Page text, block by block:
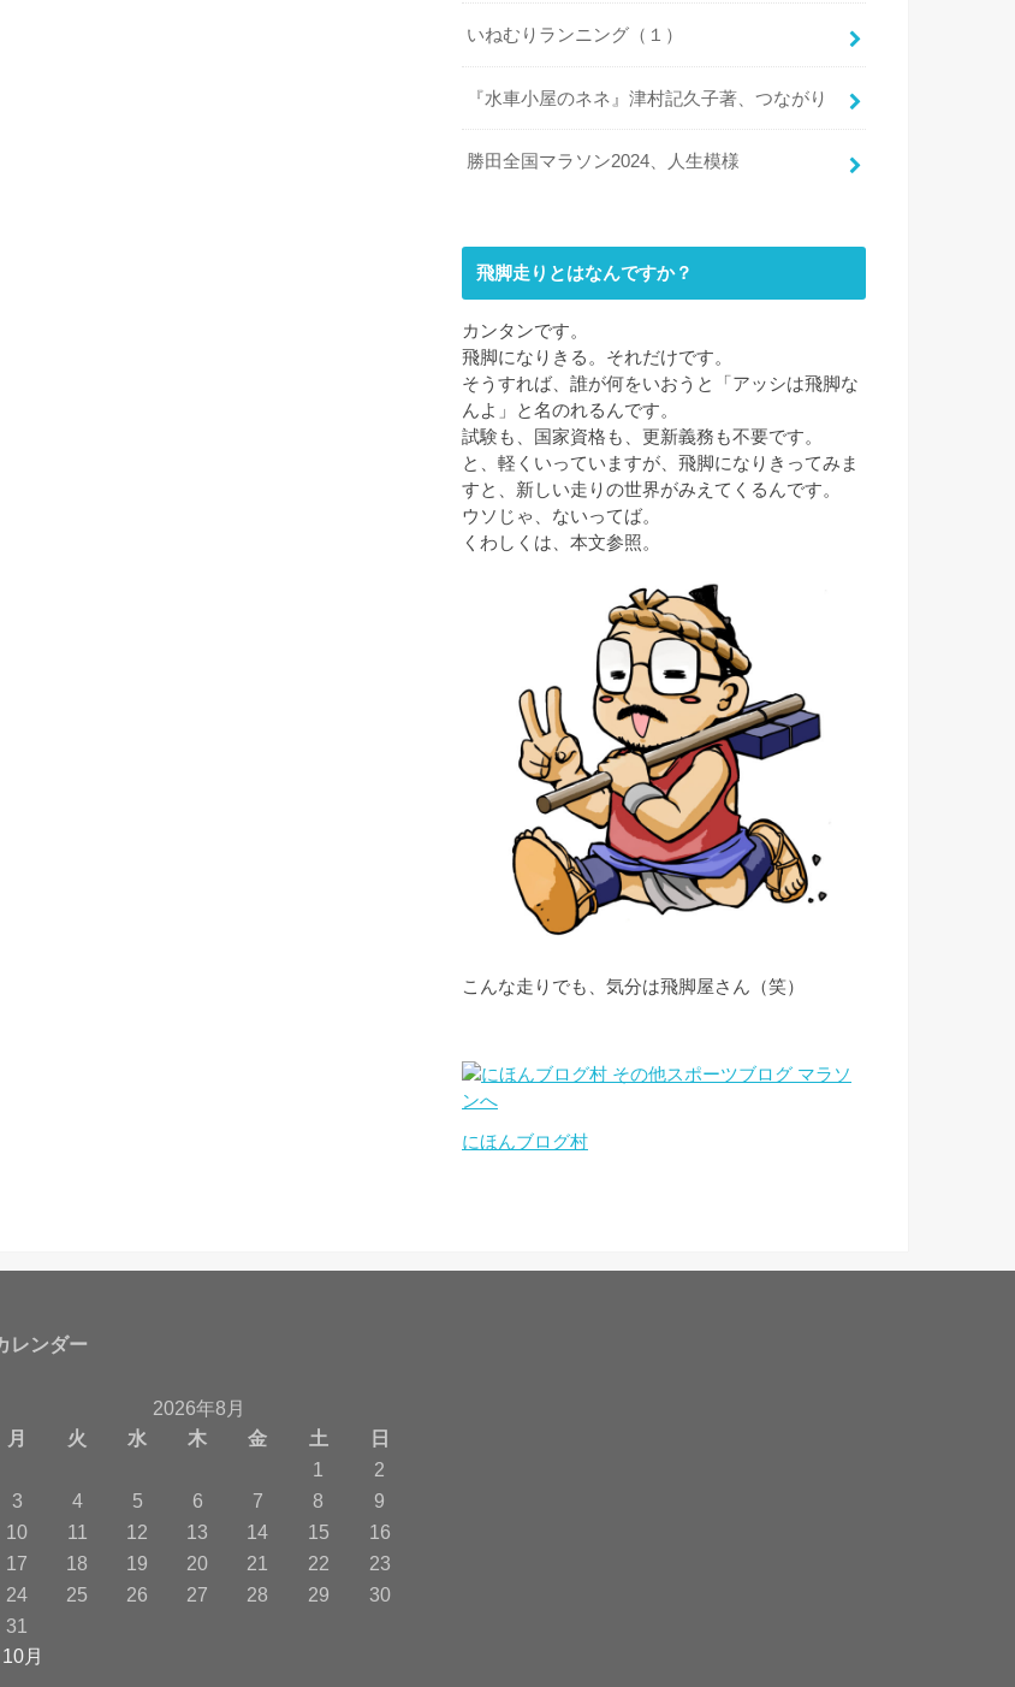
いねむりランニング（１）
『水車小屋のネネ』津村記久子著、つながり
勝田全国マラソン2024、人生模様
飛脚走りとはなんですか？
カンタンです。
飛脚になりきる。それだけです。
そうすれば、誰が何をいおうと「アッシは飛脚な
んよ」と名のれるんです。
試験も、国家資格も、更新義務も不要です。
と、軽くいっていますが、飛脚になりきってみま
すと、新しい走りの世界がみえてくるんです。
ウソじゃ、ないってば。
くわしくは、本文参照。
こんな走りでも、気分は飛脚屋さん（笑）
にほんブログ村
レンダー
2026年8月
月
火 水 木 金 土
日
1
2
3
4 5 6 7 8
9
10
11 12 13 14 15
16
17
18 19 20 21 22
23
24
25 26 27 28 29
30
31
月